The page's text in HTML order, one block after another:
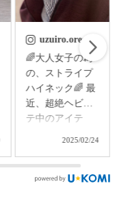
uzu.jp
\\ 📢着用リクエ
スト募集📢//
『うわ！めっち
ゃ可愛い新作出
てきた〜😍け
と、どの色が合
うのか不安よ
2025/03/01